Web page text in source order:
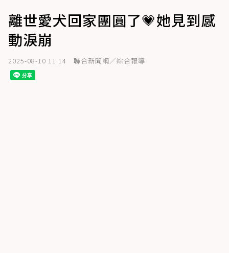
離世愛犬回家團圓了💗她見到感
動淚崩
2025-08-10 11:14 聯合新聞網／綜合報導